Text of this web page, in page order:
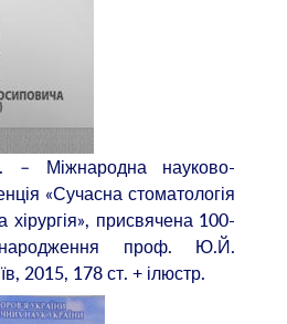
– Міжнародна науково-
«Сучасна стоматологія
присвячена 100-
проф. Ю.Й.
2015, 178 ст. + ілюстр.